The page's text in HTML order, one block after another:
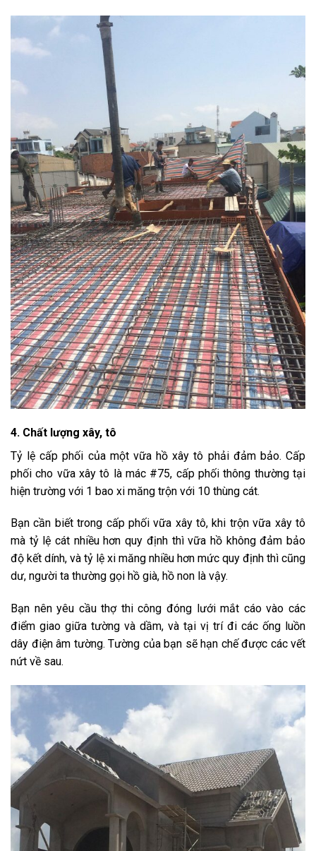
4. Chất lượng xây, tô
Tỷ lệ cấp phối của một vữa hồ xây tô phải đảm bảo. Cấp
phối cho vữa xây tô là mác #75, cấp phối thông thường tại
hiện trường với 1 bao xi măng trộn với 10 thùng cát.
Bạn cần biết trong cấp phối vữa xây tô, khi trộn vữa xây tô
mà tỷ lệ cát nhiều hơn quy định thì vữa hồ không đảm bảo
độ kết dính, và tỷ lệ xi măng nhiều hơn mức quy định thì cũng
dư, người ta thường gọi hồ già, hồ non là vậy.
Bạn nên yêu cầu thợ thi công đóng lưới mắt cáo vào các
điểm giao giữa tường và dầm, và tại vị trí đi các ống luồn
dây điện âm tường. Tường của bạn sẽ hạn chế được các vết
nứt về sau.